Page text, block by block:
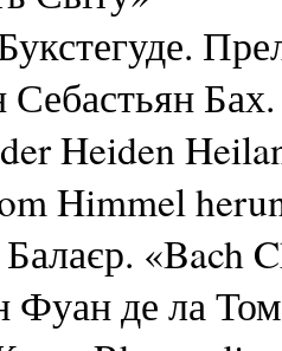
Бах.
Heiden
Himmel
«Bach
де ла